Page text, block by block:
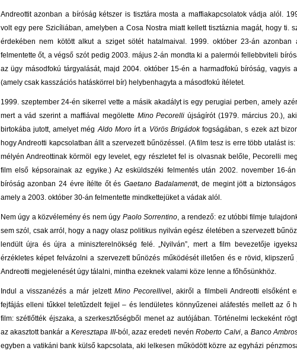
Andreottit azonban a bíróság kétszer is tisztára mosta a maffiakapcsolatok vádja alól.
volt egy pere Szicíliában, amelyben a Cosa Nostra miatt kellett tisztáznia magát, hogy ti.
érdekében nem kötött alkut a sziget sötét hatalmaival. 1999. október 23-án azonban
felmentette őt, a végső szót pedig 2003. május 2-án mondta ki a palermói fellebbviteli
az ügy másodfokú tárgyalását, majd 2004. október 15-én a harmadfokú bíróság, vagyis
(amely csak kasszációs hatáskörrel bír) helybenhagyta a másodfokú ítéletet.
1999. szeptember 24-én sikerrel vette a másik akadályt is egy perugiai perben, amely
mert a vád szerint a maffiával megölette Mino Pecorelli újságírót (1979. március 20.),
birtokába jutott, amelyet mégAldo Moroírt a Vörös Brigádokfogságában, s ezek azt
hogy Andreotti kapcsolatban állt a szervezett bűnözéssel. (A film tesz is erre több utalást
mélyén Andreottinak körmöl egy levelet, egy részletet fel is olvasnak belőle, Pecorelli
film első képsorainak az egyike.) Az esküldszéki felmentés után 2002. november 16-
bíróság azonban 24 évre ítélte őt és Gaetano Badalamentit, de megint jött a biztonságos
amely a 2003. október 30-án felmentette mindkettejüket a vádak alól.
Nem úgy a közvélemény és nem úgy Paolo Sorrentino, a rendező: ez utóbbi filmje
sem szól, csak arról, hogy a nagy olasz politikus nyilván egész életében a szervezett
lendült újra és újra a miniszterelnökség felé. „Nyilván”, mert a film bevezetője
érzékletes képet felvázolni a szervezett bűnözés működését illetően és e rövid, klipszerű
Andreotti megjelenését úgy tálalni, mintha ezeknek valami köze lenne a főhősünkhöz.
Indul a visszanézés a már jelzett Mino Pecorellivel, akiről a filmbeli Andreotti elsőként
fejfájás elleni tűkkel teletűzdelt fejjel – és lendületes könnyűzenei aláfestés mellett az ő
film: szétlőtték éjszaka, a szerkesztőségből menet az autójában. Történelmi leckeként
az akasztott bankár aKeresztapa III-ból, azaz eredeti nevénRoberto Calvi, a Banco
egyben a vatikáni bank külső kapcsolata, aki lelkesen működött közre az egyházi